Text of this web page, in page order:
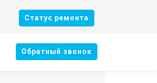
Cтатус ремонта
Oбратный звонок